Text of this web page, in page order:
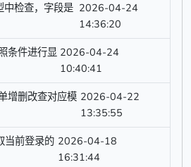
检查，字段是 2026-04-24
14:36:20
条件进行显 2026-04-24
10:40:41
增删改查对应模 2026-04-22
13:35:55
当前登录的 2026-04-18
16:31:44